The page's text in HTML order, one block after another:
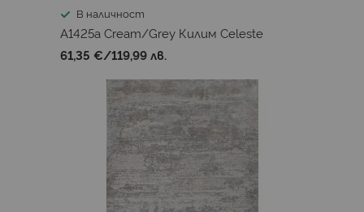
В наличност
A1425a Cream/Grey Килим Celeste
61,35 €/119,99 лв.